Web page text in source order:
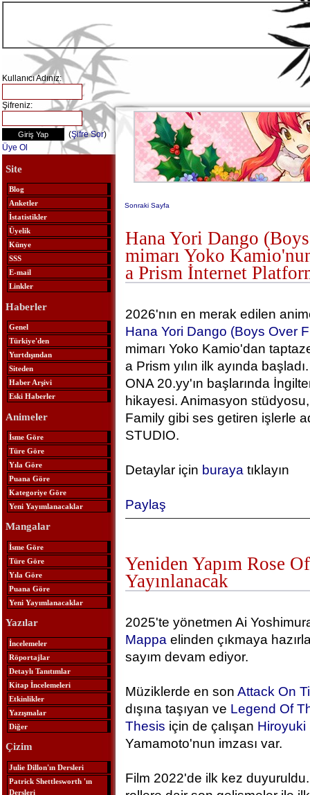
Kullanıcı Adınız:
Şifreniz:
(Şifre Sor)
Üye Ol
Site
Blog
Anketler
İstatistikler
Üyelik
Künye
SSS
E-mail
Linkler
Haberler
Genel
Türkiye'den
Yurtdışından
Siteden
Haber Arşivi
Eski Haberler
Animeler
İsme Göre
Türe Göre
Yıla Göre
Puana Göre
Kategoriye Göre
Yeni Yayımlanacaklar
Mangalar
İsme Göre
Türe Göre
Yıla Göre
Puana Göre
Yeni Yayımlanacaklar
Yazılar
İncelemeler
Röportajlar
Detaylı Tanıtımlar
Kitap İncelemeleri
Etkinlikler
Yazışmalar
Diğer
Çizim
Julie Dillon'ın Dersleri
Patrick Shettlesworth 'ın
Dersleri
Sonraki Sayfa
Hana Yori Dango
mimarı Yoko
a Prism İnternet
2026'nın en merak edilen
Hana Yori Dango (Boys Over
mimarı Yoko Kamio'dan
a Prism yılın ilk ayında
ONA 20.yy'ın başlarında
hikayesi. Animasyon
Family gibi ses getiren işlerle
STUDIO.
Detaylar için buraya tıklayın
Paylaş
Yeniden Yapım Rose
Yayınlanacak
2025'te yönetmen Ai
Mappa elinden çıkmaya
sayım devam ediyor.
Müziklerde en son Attack On
dışına taşıyan ve Legend Of
Thesis için de çalışan Hiroyuki
Yamamoto'nun imzası var.
Film 2022'de ilk kez